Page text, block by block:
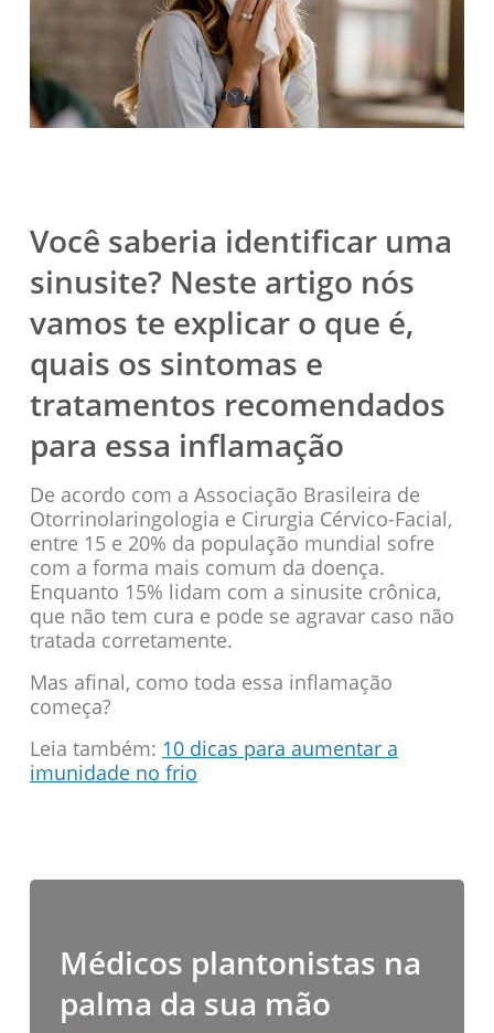
Você saberia identificar uma
sinusite? Neste artigo nós
vamos te explicar o que é,
quais os sintomas e
tratamentos recomendados
para essa inflamação
De acordo com a Associação Brasileira de
Otorrinolaringologia e Cirurgia Cérvico-Facial,
entre 15 e 20% da população mundial sofre
com a forma mais comum da doença.
Enquanto 15% lidam com a sinusite crônica,
que não tem cura e pode se agravar caso não
tratada corretamente.
Mas afinal, como toda essa inflamação
começa?
Leia também: 10 dicas para aumentar a
imunidade no frio
Médicos plantonistas na
palma da sua mão